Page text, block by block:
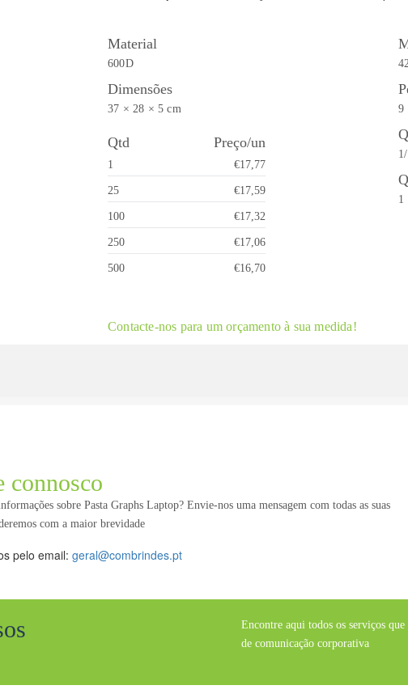
Material
600D
Dimensões
37 × 28 × 5 cm
Qtd Preço/un
1 €17,77
25 €17,59
100 €17,32
250 €17,06
500 €16,70
9
1
Contacte-nos para um orçamento à sua medida!
connosco
sobre Pasta Graphs Laptop? Envie-nos uma mensagem com todas as suas
com a maior brevidade
pelo email: geral@combrindes.pt
Encontre aqui todos os serviços que
de comunicação corporativa